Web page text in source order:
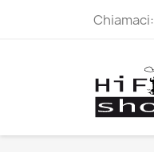
Chiamaci: